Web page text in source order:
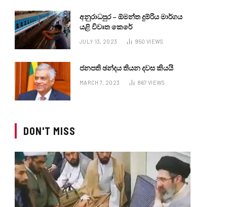
අනුරාධපුර – ඕමන්ත දුම්රිය මාර්ගය
යළි විවෘත කෙරේ
JULY 13, 2023 950 VIEWS
ජනපති ඡන්දය තියන දවස කියයි
MARCH 7, 2023 867 VIEWS
DON'T MISS